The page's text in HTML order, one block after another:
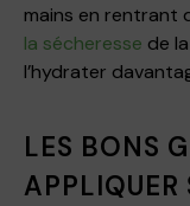
mains en rentrant
la sécheresse de
l’hydrater
LES BONS